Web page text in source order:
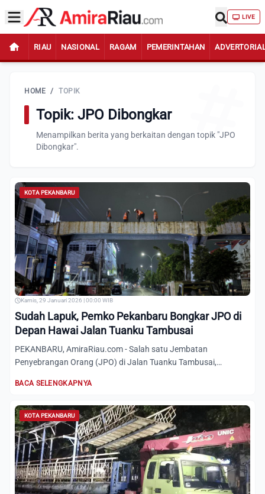
LIVE
RIAU NASIONAL RAGAM PEMERINTAHAN
HOME / TOPIK
Topik: JPO Dibongkar
Menampilkan berita yang berkaitan dengan topik "JPO
Dibongkar".
KOTA PEKANBARU
Kamis, 29 Januari 2026 | 00:00 WIB
Sudah Lapuk, Pemko Pekanbaru Bongkar JPO di
Depan Hawai Jalan Tuanku Tambusai
PEKANBARU, AmiraRiau.com - Salah satu Jembatan
Penyebrangan Orang (JPO) di Jalan Tuanku Tambusai,
BACA SELENGKAPNYA
KOTA PEKANBARU